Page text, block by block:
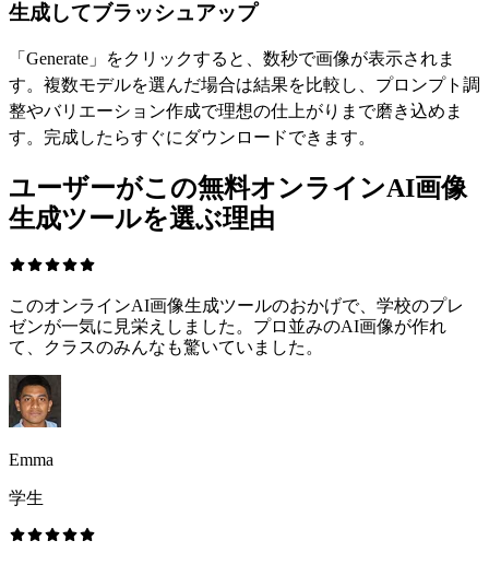
生成してブラッシュアップ
「Generate」をクリックすると、数秒で画像が表示されま
す。複数モデルを選んだ場合は結果を比較し、プロンプト調
整やバリエーション作成で理想の仕上がりまで磨き込めま
す。完成したらすぐにダウンロードできます。
ユーザーがこの無料オンラインAI画像
生成ツールを選ぶ理由
このオンラインAI画像生成ツールのおかげで、学校のプレ
ゼンが一気に見栄えしました。プロ並みのAI画像が作れ
て、クラスのみんなも驚いていました。
Emma
学生